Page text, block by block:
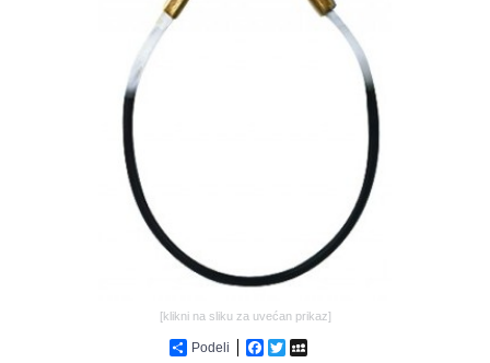
[klikni na sliku za uvećan prikaz]
Podeli Facebook
Twitter